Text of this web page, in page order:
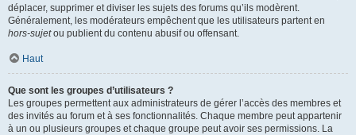
déplacer, supprimer et diviser les sujets des forums qu’ils modèrent.
Généralement, les modérateurs empêchent que les utilisateurs partent en
hors-sujetou publient du contenu abusif ou offensant.
Haut
Que sont les groupes d’utilisateurs ?
Les groupes permettent aux administrateurs de gérer l’accès des membres et
des invités au forum et à ses fonctionnalités. Chaque membre peut appartenir
à un ou plusieurs groupes et chaque groupe peut avoir ses permissions. La